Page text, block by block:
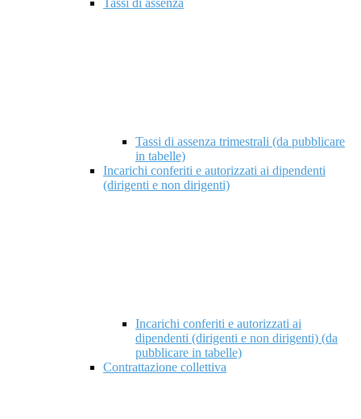
Tassi di assenza
Tassi di assenza trimestrali (da pubblicare
in tabelle)
Incarichi conferiti e autorizzati ai dipendenti
(dirigenti e non dirigenti)
Incarichi conferiti e autorizzati ai
dipendenti (dirigenti e non dirigenti) (da
pubblicare in tabelle)
Contrattazione collettiva